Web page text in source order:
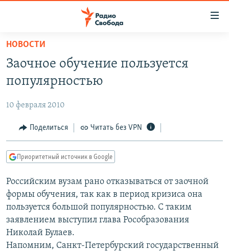
упрощенного
доступа
основному
Вернутся
главной
навигации
Вернутся
поиску
АВТОРСКИЕ ПРОЕКТЫ
ЦИТАТЫ СВОБОДЫ
МНЕНИЯ
IDEL.РЕАЛИИ
КАВКАЗ.РЕАЛИИ
СЕВЕР.РЕАЛИИ
СИБИРЬ.РЕАЛИИ
РАСПИСАНИЕ ВЕЩАНИЯ
НОВОСТИ
Заочное обучение пользуется
популярностью
10 февраля 2010
Поделиться Читать без VPN
Приоритетный источник в Google
Российским вузам рано отказываться от заочной
формы обучения, так как в период кризиса она
пользуется большой популярностью. С таким
заявлением выступил глава Рособразования
Николай Булаев.
Напомним, Санкт-Петербурский государственный